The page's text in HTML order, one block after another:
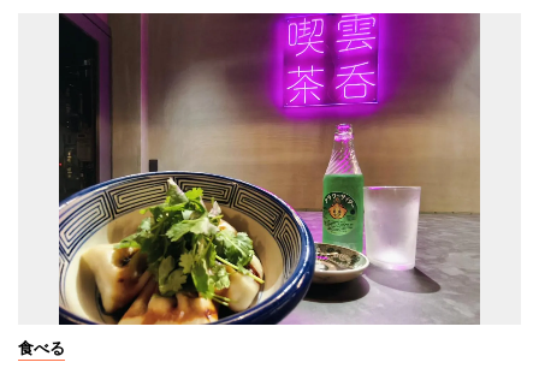
食べる